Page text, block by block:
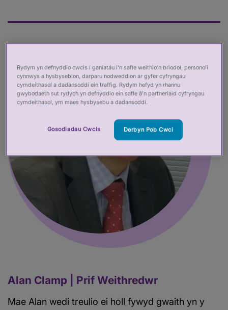
Alan Clamp | Prif Weithredwr
Mae Alan wedi treulio ei holl fywyd gwaith yn y
Rydym yn defnyddio cwcis i ganiatáu i’n safle weithio’n briodol, personoli
cynnwys a hysbysebion, darparu nodweddion ar gyfer cyfryngau
cymdeithasol a dadansoddi ein traffig. Rydym hefyd yn rhannu
gwybodaeth sut rydych yn defnyddio ein safle â’n partneriaid cyfryngau
cymdeithasol, ym maes hysbysebu a dadansoddi.
Gosodiadau Cwcis Derbyn Pob Cwci